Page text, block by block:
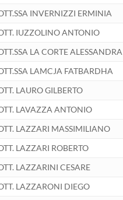
INVERNIZZI ERMINIA
IUZZOLINO ANTONIO
LA CORTE ALESSANDRA
LAMCJA FATBARDHA
LAURO GILBERTO
LAVAZZA ANTONIO
LAZZARI MASSIMILIANO
LAZZARI ROBERTO
LAZZARINI CESARE
LAZZARONI DIEGO